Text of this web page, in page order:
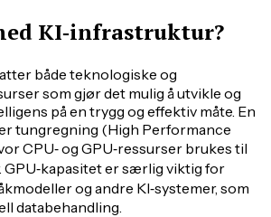
KI‑infrastruktur?
både teknologiske og
som gjør det mulig å utvikle og
på en trygg og effektiv måte. En
tungregning (High Performance
CPU‑ og GPU‑ressurser brukes til
er særlig viktig for
og andre KI‑systemer, som
databehandling.